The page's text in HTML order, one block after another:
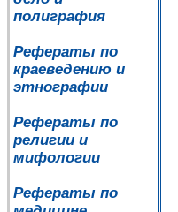
полиграфия
Рефераты по
краеведению и
этнографии
Рефераты по
религии и
мифологии
Рефераты по